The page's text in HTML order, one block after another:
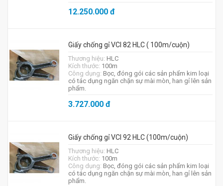
12.250.000đ
Giấy chống gỉ VCI 82 HLC ( 100m/cuộn)
Thương hiệu: HLC
Kích thước: 100m
Công dụng: Bọc, đóng gói các sản phẩm kim loại
có tác dụng ngăn chặn sự mài mòn, han gỉ lên sản
phẩm.
3.727.000đ
Giấy chống gỉ VCI 92 HLC (100m/cuộn)
Thương hiệu: HLC
Kích thước: 100m
Công dụng: Bọc, đóng gói các sản phẩm kim loại
có tác dụng ngăn chặn sự mài mòn, han gỉ lên sản
phẩm.